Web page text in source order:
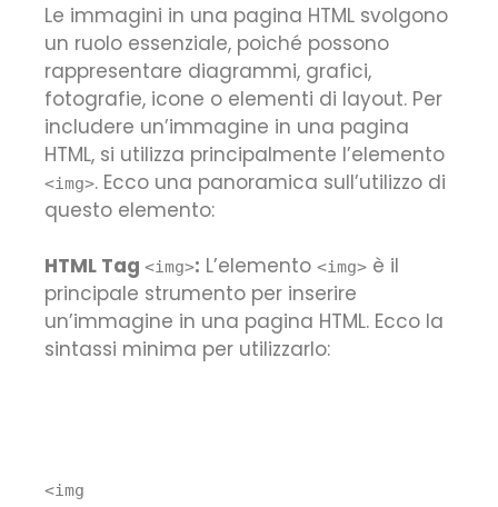
Le immagini in una pagina HTML svolgono
un ruolo essenziale, poiché possono
rappresentare diagrammi, grafici,
fotografie, icone o elementi di layout. Per
includere un’immagine in una pagina
HTML, si utilizza principalmente l’elemento
<img>. Ecco una panoramica sull’utilizzo di
questo elemento:
HTML Tag <img>: L’elemento <img> è il
principale strumento per inserire
un’immagine in una pagina HTML. Ecco la
sintassi minima per utilizzarlo:
<img